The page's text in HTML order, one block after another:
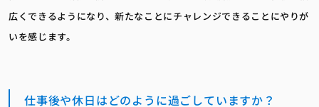
広くできるようになり、新たなことにチャレンジできることにやりが
いを感じます。
仕事後や休日はどのように過ごしていますか？